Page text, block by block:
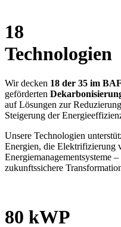
18
Technologien
Wir decken 18 der 35 im
geförderten
auf Lösungen zur
Steigerung der
Unsere Technologien
Energien, die Elektrifizierung
Energiemanagementsysteme
zukunftssichere
80 kWP